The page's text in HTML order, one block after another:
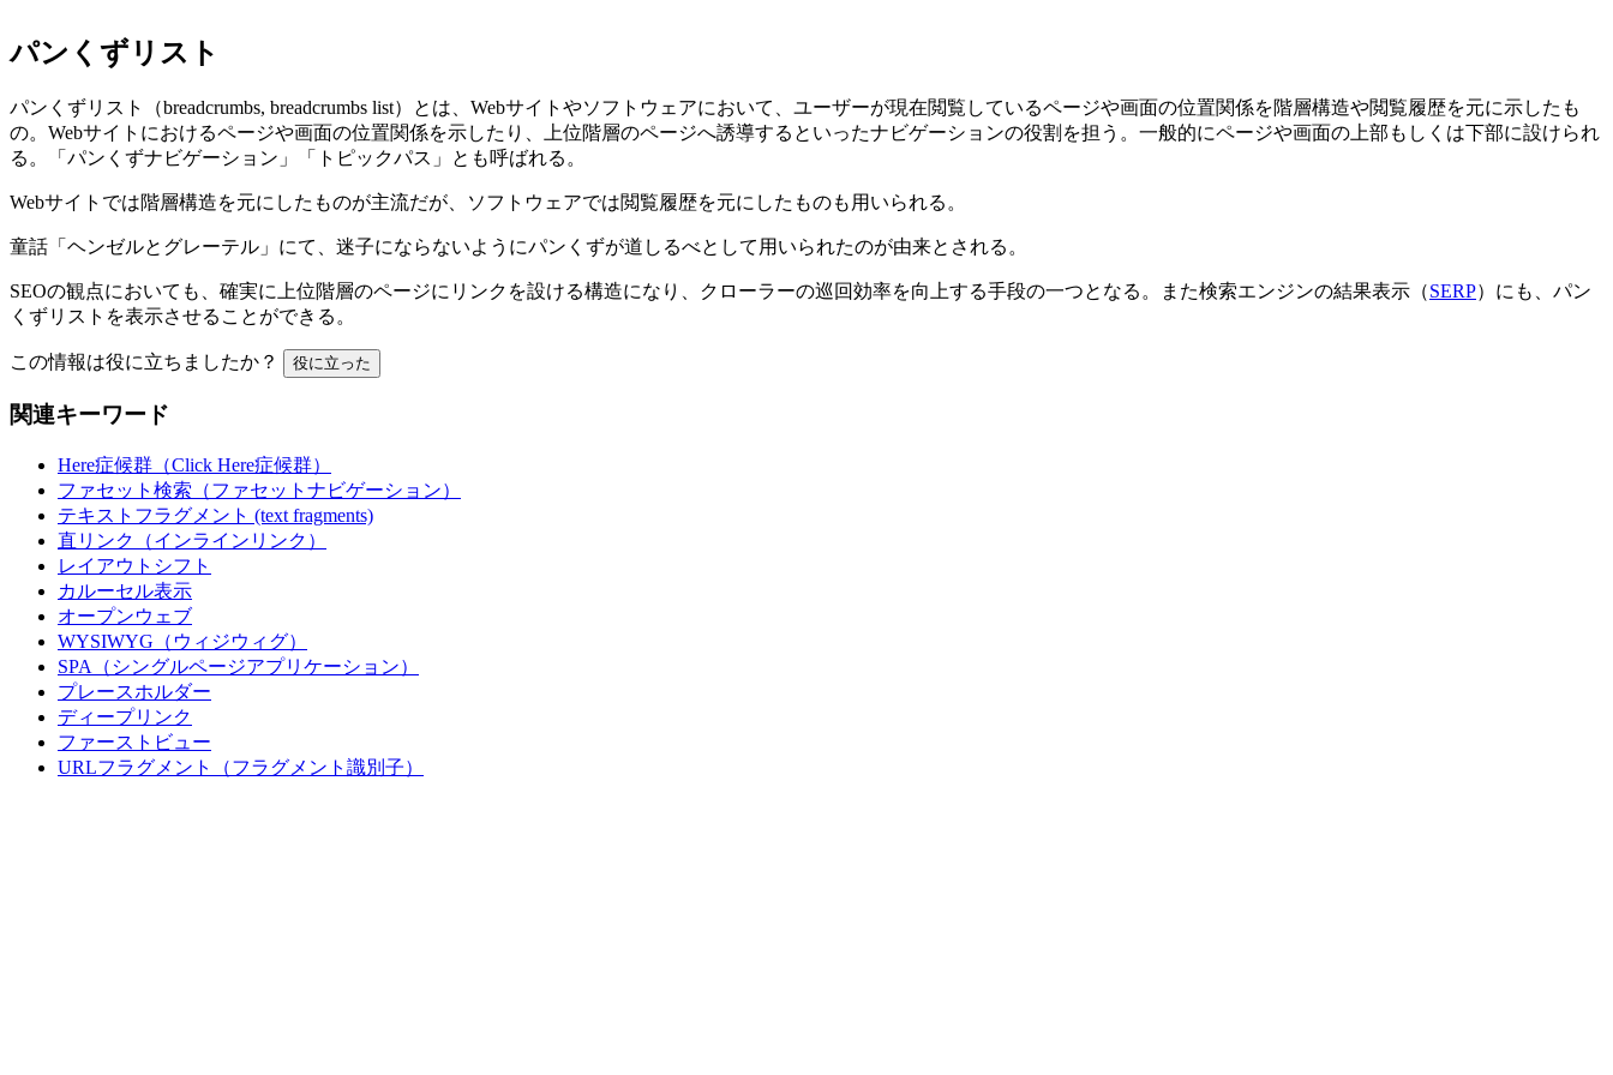
パンくずリスト
パンくずリスト（breadcrumbs, breadcrumbs list）とは、Webサイトやソフトウェアにおいて、ユーザーが現在閲覧しているページや画面の位置関係を階層構造や閲覧履歴を元に示したも
の。Webサイトにおけるページや画面の位置関係を示したり、上位階層のページへ誘導するといったナビゲーションの役割を担う。一般的にページや画面の上部もしくは下部に設けられ
る。「パンくずナビゲーション」「トピックパス」とも呼ばれる。
Webサイトでは階層構造を元にしたものが主流だが、ソフトウェアでは閲覧履歴を元にしたものも用いられる。
童話「ヘンゼルとグレーテル」にて、迷子にならないようにパンくずが道しるべとして用いられたのが由来とされる。
SEOの観点においても、確実に上位階層のページにリンクを設ける構造になり、クローラーの巡回効率を向上する手段の一つとなる。また検索エンジンの結果表示（SERP）にも、パン
くずリストを表示させることができる。
この情報は役に立ちましたか？ 役に立った
関連キーワード
Here症候群（Click Here症候群）
ファセット検索（ファセットナビゲーション）
テキストフラグメント (text fragments)
直リンク（インラインリンク）
レイアウトシフト
カルーセル表示
オープンウェブ
WYSIWYG（ウィジウィグ）
SPA（シングルページアプリケーション）
プレースホルダー
ディープリンク
ファーストビュー
URLフラグメント（フラグメント識別子）